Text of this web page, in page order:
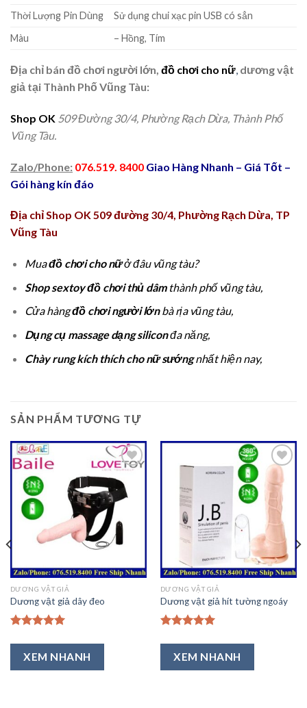
Thời Lượng Pin Dùng
Sử dụng chui xạc pin USB có sẳn
Màu
– Hồng, Tím
Địa chỉ bán đồ chơi người lớn, đồ chơi cho nữ, dương vật
giả tại Thành Phố Vũng Tàu:
Shop OK 509 Đường 30/4, Phường Rạch Dừa, Thành Phố
Vũng Tàu.
Zalo/Phone: 076.519. 8400 Giao Hàng Nhanh – Giá Tốt –
Gói hàng kín đáo
Địa chỉ Shop OK 509 đường 30/4, Phường Rạch Dừa, TP
Vũng Tàu
Muađồ chơi cho nữở đâu vũng tàu?
Shop sextoy đồ chơi thủ dâmthành phố vũng tàu,
Cửa hàngđồ chơi người lớnbà rịa vũng tàu,
Dụng cụ massage dạng siliconđa năng,
Chày rung kích thích cho nữ sướngnhất hiện nay,
SẢN PHẨM TƯƠNG TỰ
Thêm
Thích
DƯƠNG VẬT GIẢ
Dương vật giả dây đeo
hạng5.00
5 sao
XEM NHANH
Thêm
vào
Ưa
Thích
DƯƠNG VẬT GIẢ
Dương vật giả hít tường ngoáy
hạng5.00
5 sao
XEM NHANH